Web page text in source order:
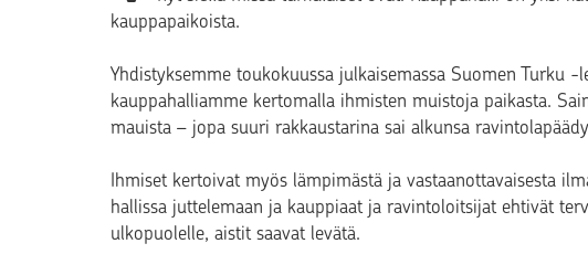
kauppapaikoista.
Yhdistyksemme toukokuussa julkaisemassa Suomen Turku -
kauppahalliamme kertomalla ihmisten muistoja paikasta.
mauista – jopa suuri rakkaustarina sai alkunsa
Ihmiset kertoivat myös lämpimästä ja vastaanottavaisesta
hallissa juttelemaan ja kauppiaat ja ravintoloitsijat ehtivät
ulkopuolelle, aistit saavat levätä.